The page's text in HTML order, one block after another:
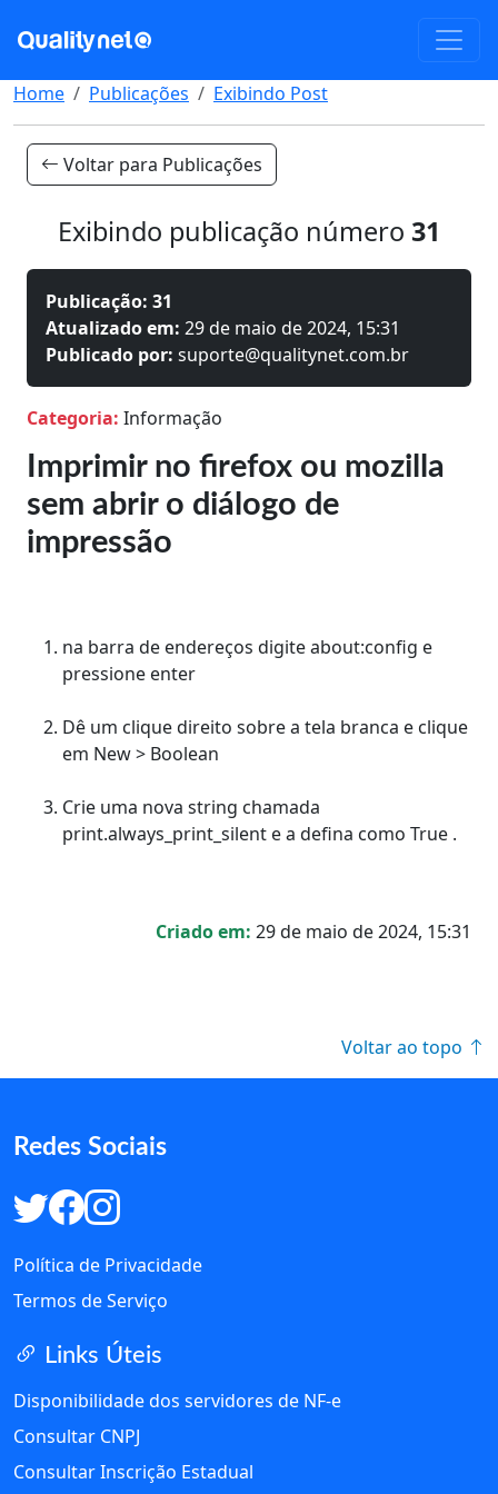
Home Publicações Exibindo Post
Voltar para Publicações
Exibindo publicação número 31
Publicação: 31
Atualizado em: 29 de maio de 2024, 15:31
Publicado por: suporte@qualitynet.com.br
Categoria: Informação
Imprimir no firefox ou mozilla
sem abrir o diálogo de
impressão
na barra de endereços digite about:config e
pressione enter
Dê um clique direito sobre a tela branca e clique
em New > Boolean
Crie uma nova string chamada
print.always_print_silent e a defina como True .
Criado em: 29 de maio de 2024, 15:31
Voltar ao topo
Redes Sociais
Política de Privacidade
Termos de Serviço
Links Úteis
Disponibilidade dos servidores de NF-e
Consultar CNPJ
Consultar Inscrição Estadual